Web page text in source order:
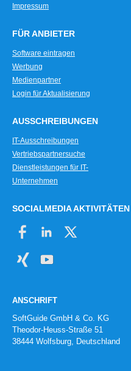
Impressum
FÜR ANBIETER
Software eintragen
Werbung
Medienpartner
Login für Aktualisierung
AUSSCHREIBUNGEN
IT-Ausschreibungen
Vertriebspartnersuche
Dienstleistungen für IT-
Unternehmen
SOCIALMEDIA AKTIVITÄTEN
ANSCHRIFT
SoftGuide GmbH & Co. KG
Theodor-Heuss-Straße 51
38444 Wolfsburg, Deutschland